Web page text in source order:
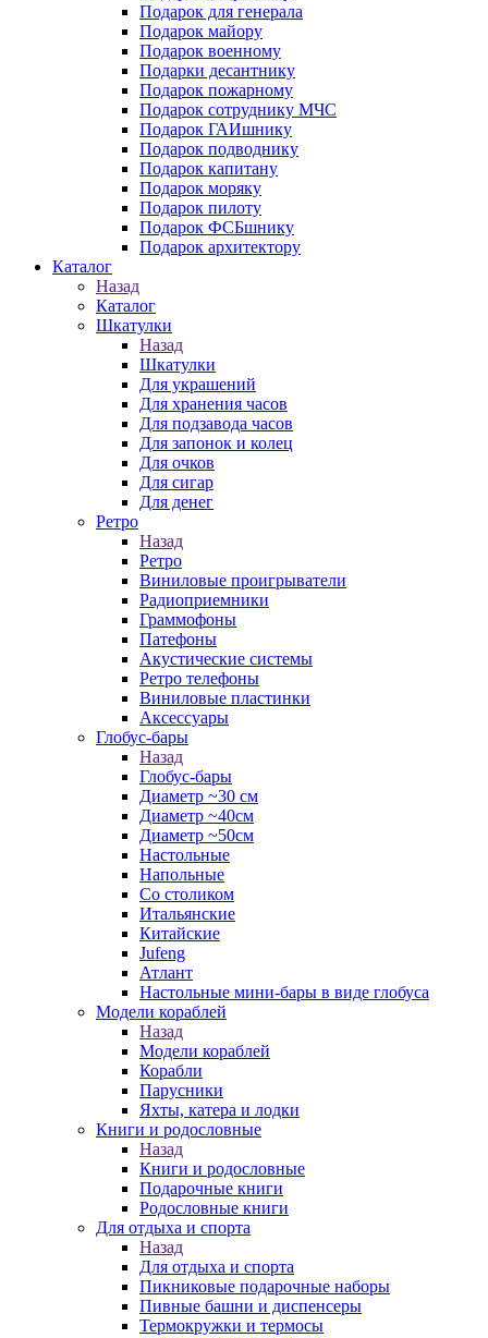
Подарок для генерала
Подарок майору
Подарок военному
Подарки десантнику
Подарок пожарному
Подарок сотруднику МЧС
Подарок ГАИшнику
Подарок подводнику
Подарок капитану
Подарок моряку
Подарок пилоту
Подарок ФСБшнику
Подарок архитектору
Каталог
Назад
Каталог
Шкатулки
Назад
Шкатулки
Для украшений
Для хранения часов
Для подзавода часов
Для запонок и колец
Для очков
Для сигар
Для денег
Ретро
Назад
Ретро
Виниловые проигрыватели
Радиоприемники
Граммофоны
Патефоны
Акустические системы
Ретро телефоны
Виниловые пластинки
Аксессуары
Глобус-бары
Назад
Глобус-бары
Диаметр ~30 см
Диаметр ~40см
Диаметр ~50см
Настольные
Напольные
Со столиком
Итальянские
Китайские
Jufeng
Атлант
Настольные мини-бары в виде глобуса
Модели кораблей
Назад
Модели кораблей
Корабли
Парусники
Яхты, катера и лодки
Книги и родословные
Назад
Книги и родословные
Подарочные книги
Родословные книги
Для отдыха и спорта
Назад
Для отдыха и спорта
Пикниковые подарочные наборы
Пивные башни и диспенсеры
Термокружки и термосы